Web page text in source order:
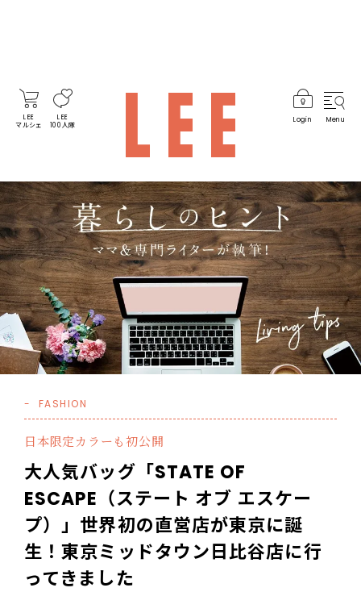
LEE
マルシェ
LEE
100人隊
Login Menu
FASHION
日本限定カラーも初公開
大人気バッグ「STATE OF
ESCAPE（ステート オブ エスケー
プ）」世界初の直営店が東京に誕
生！東京ミッドタウン日比谷店に行
ってきました